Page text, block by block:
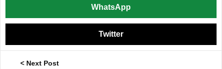
WhatsApp
Twitter
< Next Post